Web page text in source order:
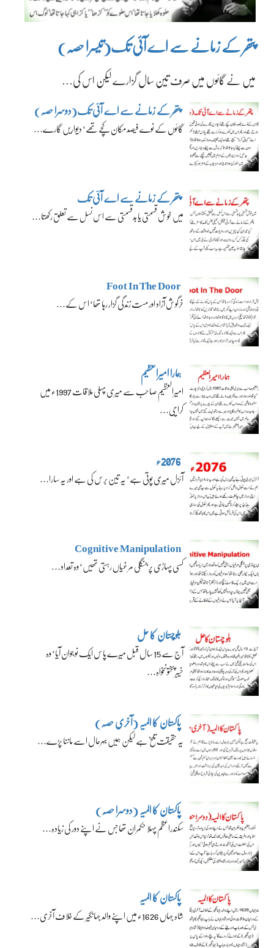
پتھر کے زمانے سے اے آئی تک(تیسرا حصہ)
میں نے گائوں میں صرف تین سال گزارے لیکن اس کی…
پتھر کے زمانے سے اے آئی تک(دوسرا حصہ)
گائوں کے نوے فیصد مکان کچے تھے‘ دیواریں گارے…
پتھر کے زمانے سے اے آئی تک
میں خوش قسمتی یا بدقسمتی سے اس نسل سے تعلق رکھتا…
Foot In The Door
خرگوش آزاد اور مست زندگی گزار رہا تھا‘ اس کے…
ہمارا امیرالعظیم
امیرالعظیم صاحب سے میری پہلی ملاقات 1997ء میں
کراچی…
2076ء
آئزل میری پوتی ہے‘ یہ تین برس کی ہے اور یہ سارا…
Cognitive Manipulation
کسی پہاڑی پر جنگلی مرغیاں رہتی تھیں‘ وہ تعداد…
بلوچستان کا حل
آج سے 15 سال قبل میرے پاس ایک نوجوان آیا‘ وہ
خیبرپختونخواہ…
پاکستان کا المیہ (آخری حصہ)
یہ حقیقت تلخ ہے لیکن ہمیں بہرحال اسے ماننا پڑے…
پاکستان کا المیہ (دوسرا حصہ)
سکندراعظم پہلا حکمران تھا جس نے اپنے دور کی زیادہ…
پاکستان کا المیہ
شاہ جہاں 1626ء میں اپنے والد جہانگیر کے خلاف آخری…